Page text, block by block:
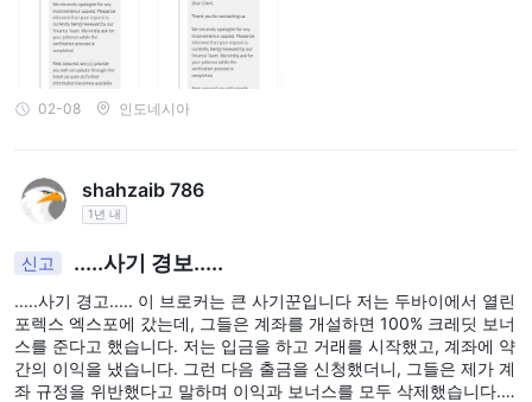
02-08 인도네시아
shahzaib 786
1년 내
신고 .....사기 경보.....
.....사기 경고..... 이 브로커는 큰 사기꾼입니다 저는 두바이에서 열린
포렉스 엑스포에 갔는데, 그들은 계좌를 개설하면 100% 크레딧 보너
스를 준다고 했습니다. 저는 입금을 하고 거래를 시작했고, 계좌에 약
간의 이익을 냈습니다. 그런 다음 출금을 신청했더니, 그들은 제가 계
좌 규정을 위반했다고 말하며 이익과 보너스를 모두 삭제했습니다.